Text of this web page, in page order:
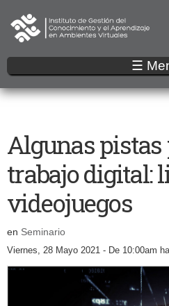
al
contenido
principal
☰
Algunas
trabajo digital:
videojuegos
en Seminario
Viernes, 28 Mayo 2021 - De 10:00am